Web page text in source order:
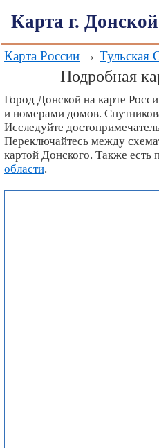
Карта г. Донской
Карта России → Тульская
Подробная
Город Донской на карте
и номерами домов.
Исследуйте
Переключайтесь между
картой Донского. Также есть
области.